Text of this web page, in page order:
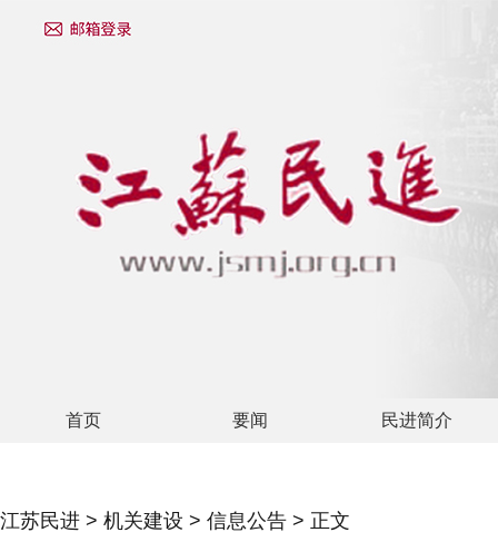
首页 要闻 民进简介
江苏民进 > 机关建设 > 信息公告 > 正文